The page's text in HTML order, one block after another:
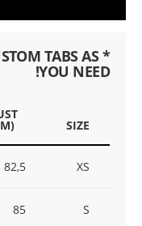
TABS AS
YOU NEED!
SIZE
XS
82,5
S
85